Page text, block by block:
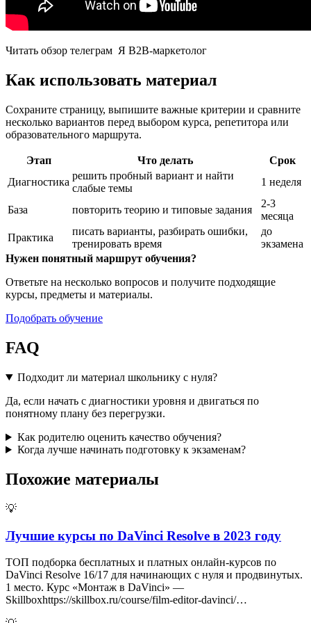
Читать обзор телеграм Я B2B-маркетолог
Как использовать материал
Сохраните страницу, выпишите важные критерии и сравните
несколько вариантов перед выбором курса, репетитора или
образовательного маршрута.
Этап Что делать
Срок
Диагностика
решить пробный вариант и найти
слабые темы
1 неделя
База повторить теорию и типовые задания
2-3
месяца
Практика
писать варианты, разбирать ошибки,
тренировать время
до
экзамена
Нужен понятный маршрут обучения?
Ответьте на несколько вопросов и получите подходящие
курсы, предметы и материалы.
Подобрать обучение
FAQ
Подходит ли материал школьнику с нуля?
Да, если начать с диагностики уровня и двигаться по
понятному плану без перегрузки.
Как родителю оценить качество обучения?
Когда лучше начинать подготовку к экзаменам?
Похожие материалы
💡
Лучшие курсы по DaVinci Resolve в 2023 году
ТОП подборка бесплатных и платных онлайн-курсов по
DaVinci Resolve 16/17 для начинающих с нуля и продвинутых.
1 место. Курс «Монтаж в DaVinci» —
Skillboxhttps://skillbox.ru/course/film-editor-davinci/…